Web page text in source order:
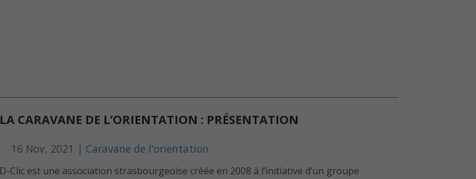
LA CARAVANE DE L’ORIENTATION : PRÉSENTATION
16 Nov, 2021 | Caravane de l'orientation
D-Clic est une association strasbourgeoise créée en 2008 à l’initiative d’un groupe